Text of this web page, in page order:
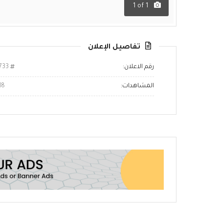
1 of 1
تفاصيل الإعلان
رقم الاعلان:
المشاهدات: